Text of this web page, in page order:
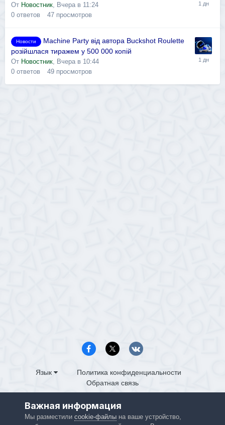
От Новостник, Вчера в 11:24
0 ответов 47 просмотров
Новости
Machine Party від автора Buckshot Roulette
розійшлася тиражем у 500 000 копій
От Новостник Вчера в 10:44
0 ответов 49 просмотров
Язык
Политика конфиденциальности
Обратная связь
Powered by Invision Community
Важная информация
Мы разместили cookie-файлына ваше устройство,